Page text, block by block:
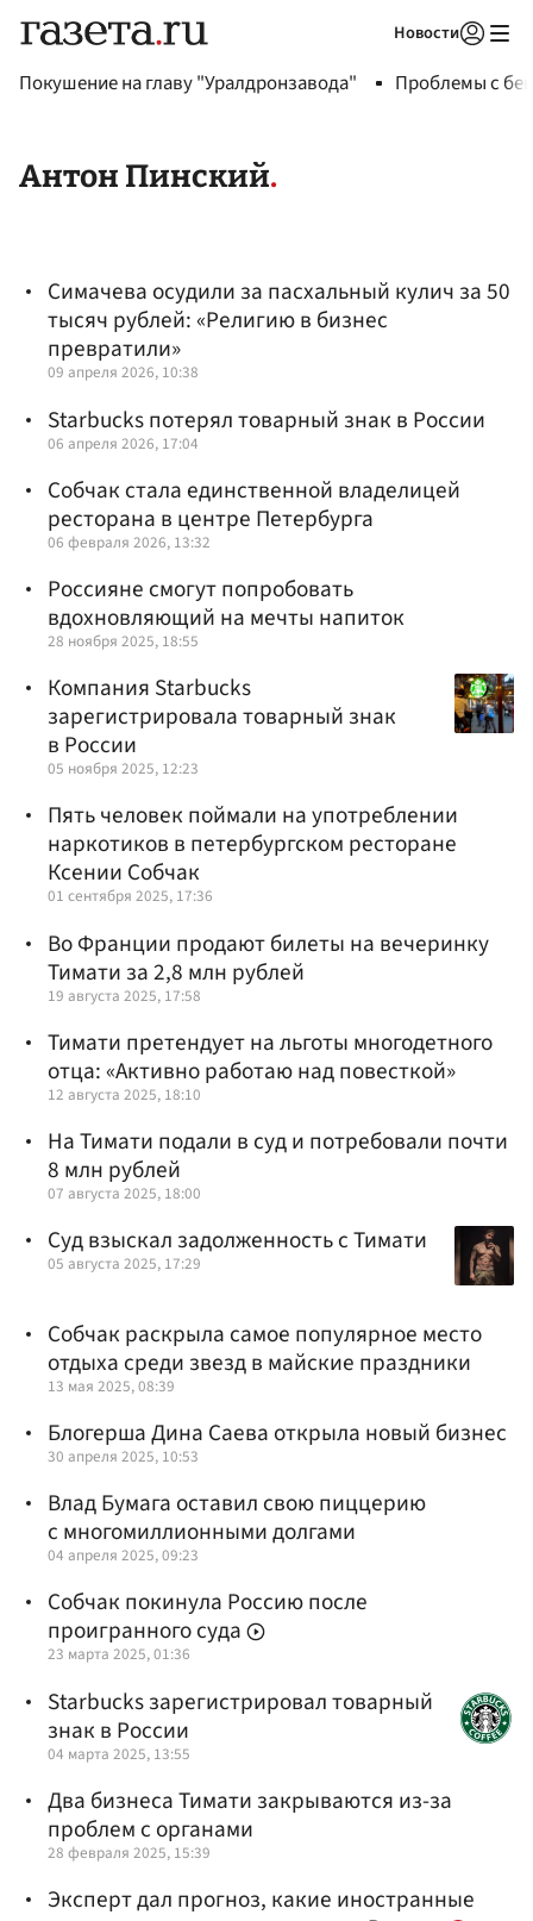
Новости
Покушение на главу "Уралдронзавода" Проблемы с
Антон Пинский
Симачева осудили за пасхальный кулич за 50
тысяч рублей: «Религию в бизнес
превратили»
09 апреля 2026, 10:38
Starbucks потерял товарный знак в России
06 апреля 2026, 17:04
Собчак стала единственной владелицей
ресторана в центре Петербурга
06 февраля 2026, 13:32
Россияне смогут попробовать
вдохновляющий на мечты напиток
28 ноября 2025, 18:55
Компания Starbucks
зарегистрировала товарный знак
в России
05 ноября 2025, 12:23
Пять человек поймали на употреблении
наркотиков в петербургском ресторане
Ксении Собчак
01 сентября 2025, 17:36
Во Франции продают билеты на вечеринку
Тимати за 2,8 млн рублей
19 августа 2025, 17:58
Тимати претендует на льготы многодетного
отца: «Активно работаю над повесткой»
12 августа 2025, 18:10
На Тимати подали в суд и потребовали почти
8 млн рублей
07 августа 2025, 18:00
Суд взыскал задолженность с Тимати
05 августа 2025, 17:29
Собчак раскрыла самое популярное место
отдыха среди звезд в майские праздники
13 мая 2025, 08:39
Блогерша Дина Саева открыла новый бизнес
30 апреля 2025, 10:53
Влад Бумага оставил свою пиццерию
с многомиллионными долгами
04 апреля 2025, 09:23
Собчак покинула Россию после
проигранного суда
23 марта 2025, 01:36
Starbucks зарегистрировал товарный
знак в России
04 марта 2025, 13:55
Два бизнеса Тимати закрываются из-за
проблем с органами
28 февраля 2025, 15:39
Эксперт дал прогноз, какие иностранные